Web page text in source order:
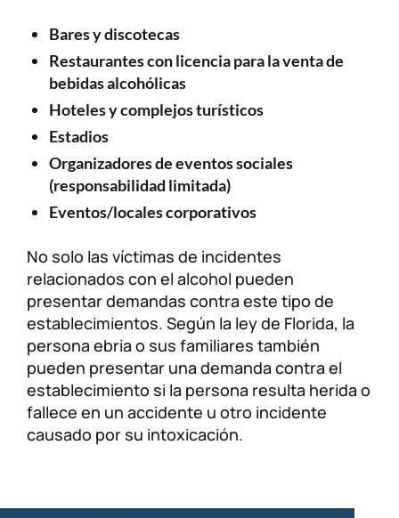
Bares y discotecas
Restaurantes con licencia para la venta de
bebidas alcohólicas
Hoteles y complejos turísticos
Estadios
Organizadores de eventos sociales
(responsabilidad limitada)
Eventos/locales corporativos
No solo las víctimas de incidentes
relacionados con el alcohol pueden
presentar demandas contra este tipo de
establecimientos. Según la ley de Florida, la
persona ebria o sus familiares también
pueden presentar una demanda contra el
establecimiento si la persona resulta herida o
fallece en un accidente u otro incidente
causado por su intoxicación.